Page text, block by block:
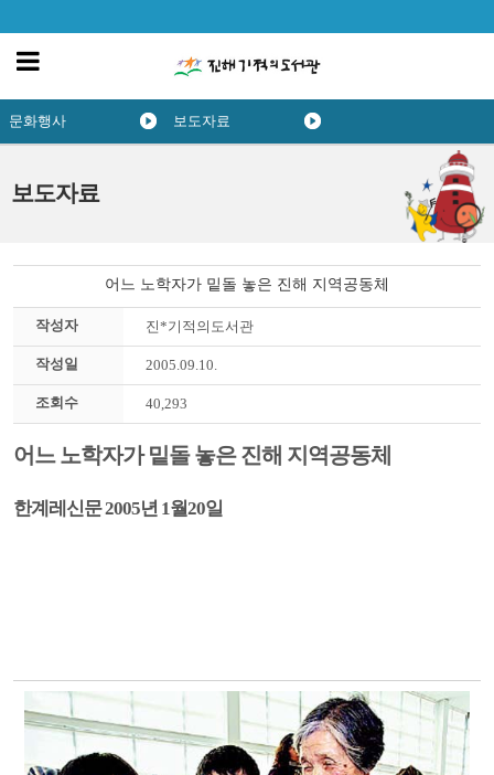
보도자료
문화행사 보도자료
어느 노학자가 밑돌 놓은 진해 지역공동체
작성자 진*기적의도서관
작성일 2005.09.10.
조회수 40,293
어느 노학자가 밑돌 놓은 진해 지역공동체
한계레신문 2005년 1월20일